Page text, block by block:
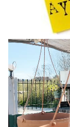
Πρόγραμμα
Αναπαραγωγής
Βίντεο